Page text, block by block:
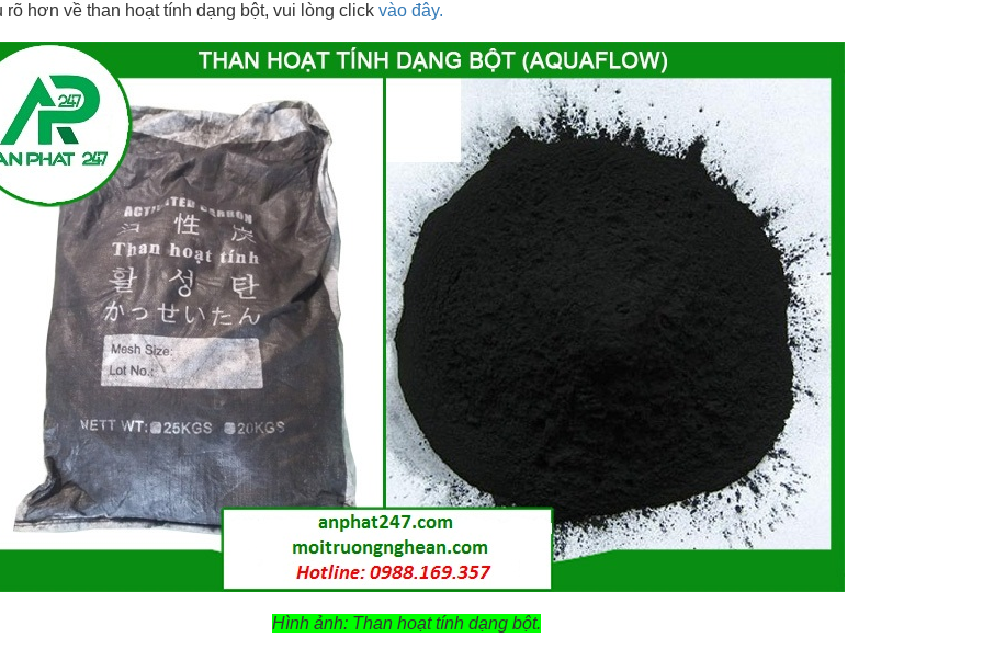
rõ hơn về than hoạt tính dạng bột, vui lòng click vào đây.
Hình ảnh: Than hoạt tính dạng bột.